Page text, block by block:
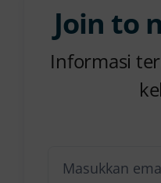
Join to
Informasi